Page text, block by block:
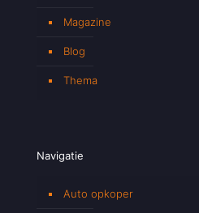
Magazine
Blog
Thema
Navigatie
Auto opkoper